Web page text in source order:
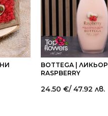
BOTTEGA | ЛИКЬОР
RASPBERRY
24.50 €/ 47.92 лв.